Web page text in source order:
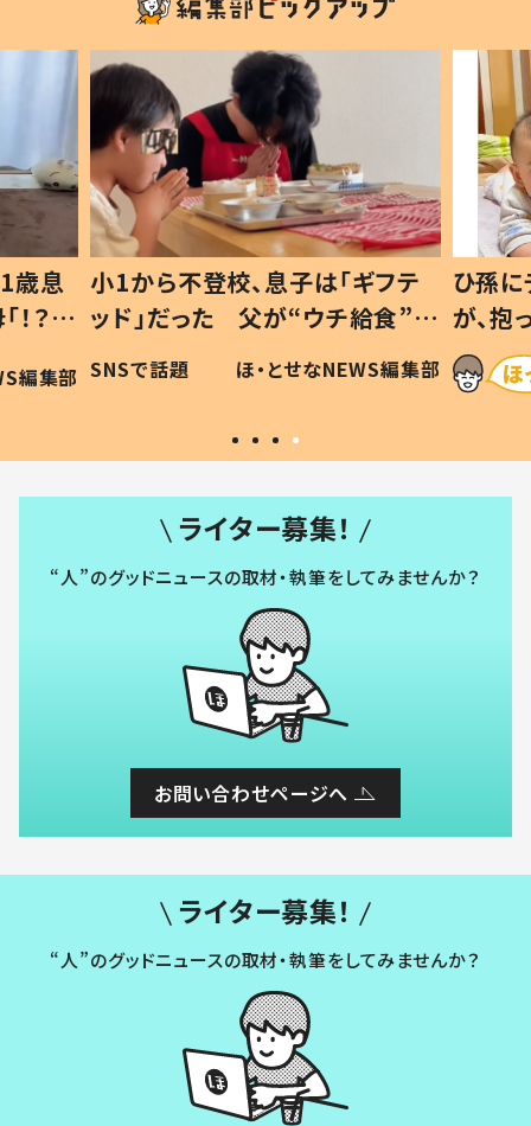
歳息
？」
編集部
小1から不登校、息子は「ギフテ
ッド」だった 父が“ウチ給食”を
作り続ける理由とは #令和の親
#令和の子
SNSで話題 ほ・とせなNEWS編集部
ひ孫
が、
「涙が
い」
ライター募集！
“人”のグッドニュースの取材・執筆をしてみませんか？
お問い合わせページへ
ライター募集！
“人”のグッドニュースの取材・執筆をしてみませんか？